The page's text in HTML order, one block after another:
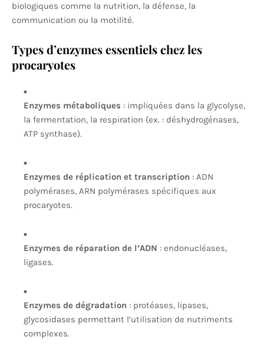
biologiques comme la nutrition, la défense, la
communication ou la motilité.
Types d’enzymes essentiels chez les
procaryotes
Enzymes métaboliques : impliquées dans la glycolyse,
la fermentation, la respiration (ex. : déshydrogénases,
ATP synthase).
Enzymes de réplication et transcription : ADN
polymérases, ARN polymérases spécifiques aux
procaryotes.
Enzymes de réparation de l’ADN : endonucléases,
ligases.
Enzymes de dégradation : protéases, lipases,
glycosidases permettant l’utilisation de nutriments
complexes.